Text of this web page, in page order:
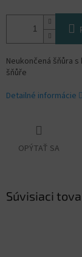
Neukončená šňůra
šňůře
Detailné informácie
OPÝTAŤ SA
Súvisiaci